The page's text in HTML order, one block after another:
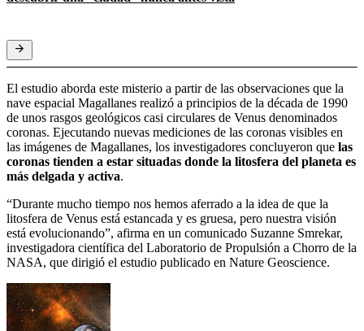
El estudio aborda este misterio a partir de las observaciones que la
nave espacial Magallanes realizó a principios de la década de 1990
de unos rasgos geológicos casi circulares de Venus denominados
coronas. Ejecutando nuevas mediciones de las coronas visibles en
las imágenes de Magallanes, los investigadores concluyeron que las
coronas tienden a estar situadas donde la litosfera del planeta es
más delgada y activa.
“Durante mucho tiempo nos hemos aferrado a la idea de que la
litosfera de Venus está estancada y es gruesa, pero nuestra visión
está evolucionando”, afirma en un comunicado Suzanne Smrekar,
investigadora científica del Laboratorio de Propulsión a Chorro de la
NASA, que dirigió el estudio publicado en Nature Geoscience.